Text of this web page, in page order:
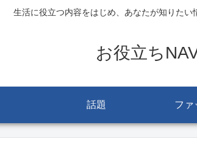
生活に役立つ内容をはじめ、あなたが知りたい
お役立ち
話題 ファ